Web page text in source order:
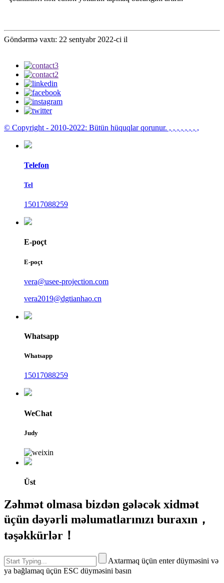
Göndərmə vaxtı: 22 sentyabr 2022-ci il
© Copyright - 2010-2022: Bütün hüquqlar qorunur. , , , , , , , ,
Telefon
Tel
15017088259
E-poçt
E-poçt
vera@usee-projection.com
vera2019@dgtianhao.cn
Whatsapp
Whatsapp
15017088259
WeChat
Judy
Üst
Zəhmət olmasa bizdən gələcək xidmət
üçün dəyərli məlumatlarınızı buraxın，
təşəkkürlər！
Axtarmaq üçün enter düyməsini və
ya bağlamaq üçün ESC düyməsini basın